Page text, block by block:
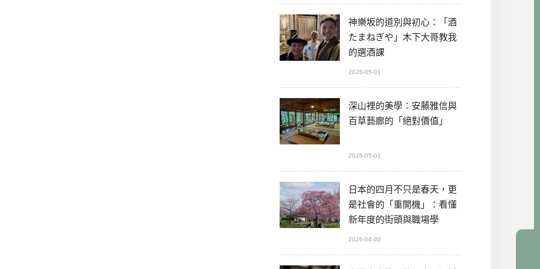
神樂坂的道別與初心：「酒
たまねぎや」木下大哥教我
的選酒課
2026-05-01
深山裡的美學：安藤雅信與
百草藝廊的「絕對價值」
2026-05-01
日本的四月不只是春天，更
是社會的「重開機」：看懂
新年度的街頭與職場學
2026-04-30